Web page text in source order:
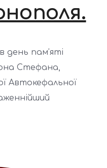
день пам’яті
Стефана,
Автокефальної